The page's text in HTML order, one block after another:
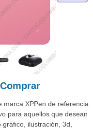
marca XPPen de referencia
para aquellos que desean
ilustración, 3d,